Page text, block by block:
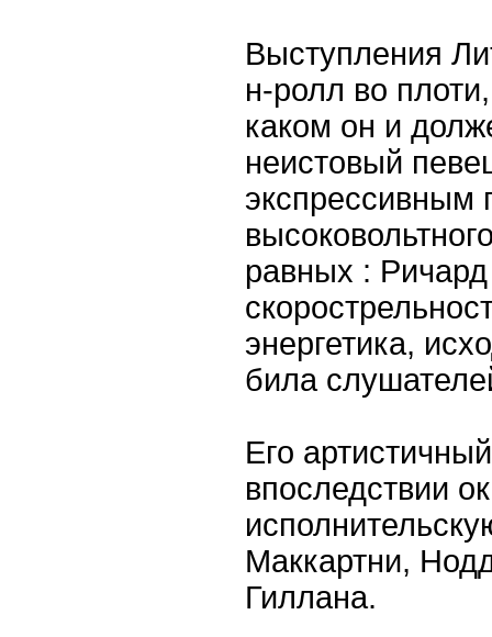
Выступления
н-ролл во
каком он и
неистовый
экспрессивным
равных :
энергетика,
била
Его
впоследствии
Маккартни,
Гиллана.